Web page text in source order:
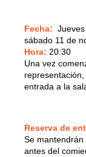
Fecha:
sábado 11 de
Hora: 20:30
Una vez
entrada a la
Reserva de
Se
antes del